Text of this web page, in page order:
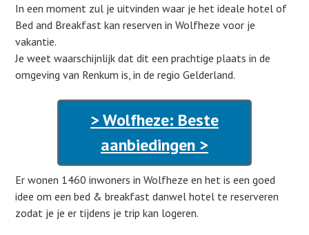
In een moment zul je uitvinden waar je het ideale hotel of
Bed and Breakfast kan reserven in Wolfheze voor je
vakantie.
Je weet waarschijnlijk dat dit een prachtige plaats in de
omgeving van Renkum is, in de regio Gelderland.
> Wolfheze: Beste
aanbiedingen >
Er wonen 1460 inwoners in Wolfheze en het is een goed
idee om een bed & breakfast danwel hotel te reserveren
zodat je je er tijdens je trip kan logeren.